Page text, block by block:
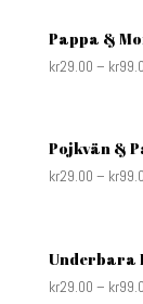
Pappa &
kr29.00 – kr
Pojkvän &
kr29.00 – kr
Underbara
kr29.00 – kr